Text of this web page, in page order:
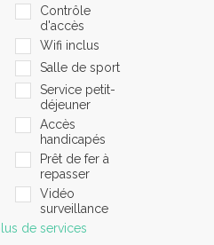
Contrôle
d'accès
Wifi inclus
Salle de sport
Service petit-
déjeuner
Accès
handicapés
Prêt de fer à
repasser
Vidéo
surveillance
de services